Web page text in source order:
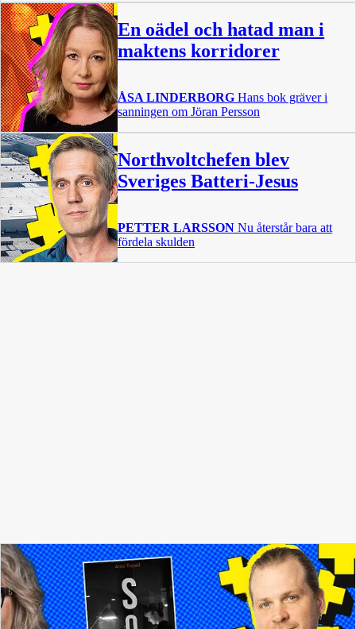
En oädel och hatad man i
maktens korridorer
ÅSA LINDERBORG Hans bok gräver i
sanningen om Jöran Persson
Northvoltchefen blev
Sveriges Batteri-Jesus
PETTER LARSSON Nu återstår bara att
fördela skulden